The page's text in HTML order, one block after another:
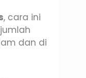
, cara ini
dan di